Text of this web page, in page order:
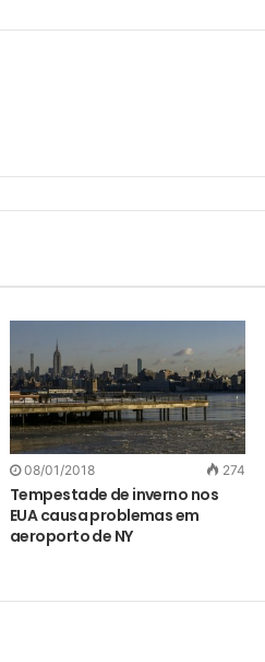
08/01/2018 274
Tempestade de inverno nos
EUA causa problemas em
aeroporto de NY